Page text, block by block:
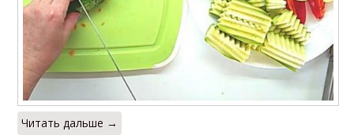
Читать дальше →